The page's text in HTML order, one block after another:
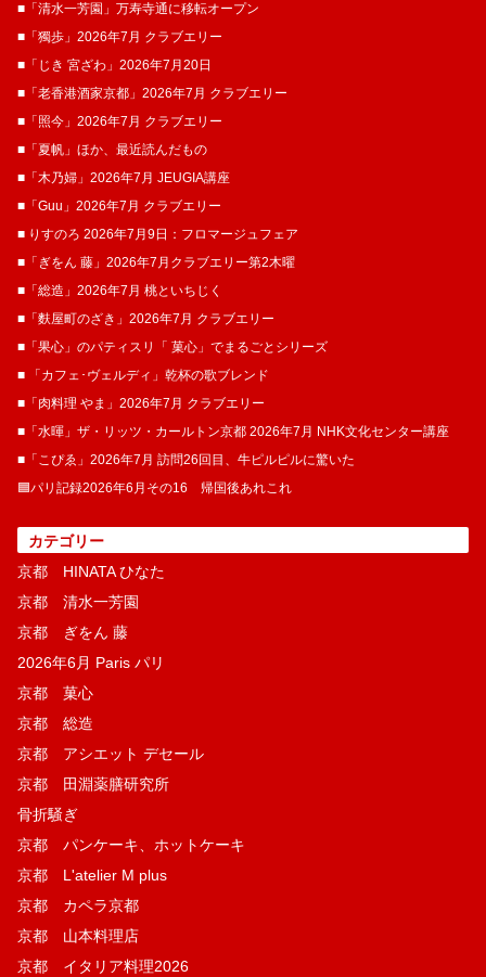
■「清水一芳園」万寿寺通に移転オープン
■「獨歩」2026年7月 クラブエリー
■「じき 宮ざわ」2026年7月20日
■「老香港酒家京都」2026年7月 クラブエリー
■「照今」2026年7月 クラブエリー
■「夏帆」ほか、最近読んだもの
■「木乃婦」2026年7月 JEUGIA講座
■「Guu」2026年7月 クラブエリー
■ りすのろ 2026年7月9日：フロマージュフェア
■「ぎをん 藤」2026年7月クラブエリー第2木曜
■「総造」2026年7月 桃といちじく
■「麩屋町のざき」2026年7月 クラブエリー
■「果心」のパティスリ「 菓​心」でまるごとシリーズ
■ 「カフェ･ヴェルディ」乾杯の歌ブレンド
■「肉料理 やま」2026年7月 クラブエリー
■「水暉」ザ・リッツ・カールトン京都 2026年7月 NHK文化センター講座
■「こぴゑ」2026年7月 訪問26回目、牛ピルピルに驚いた
🟦パリ記録2026年6月その16 帰国後あれこれ
カテゴリー
京都 HINATA ひなた
京都 清水一芳園
京都 ぎをん 藤
2026年6月 Paris パリ
京都 菓​心
京都 総造
京都 アシエット デセール
京都 田淵薬膳研究所
骨折騒ぎ
京都 パンケーキ、ホットケーキ
京都 L'atelier M plus
京都 カペラ京都
京都 山本料理店
京都 イタリア料理2026